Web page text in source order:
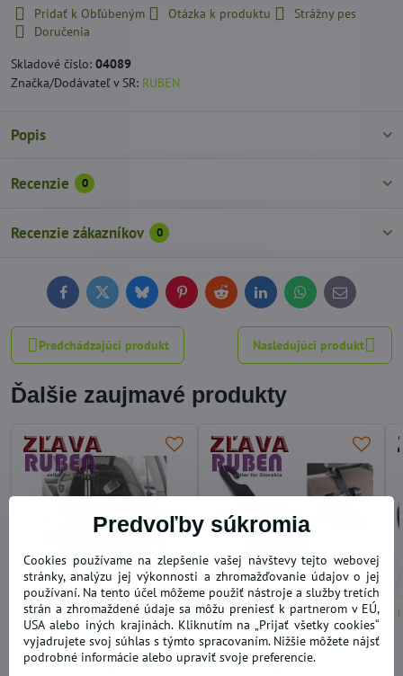
Pridať k Obľúbeným Otázka k produktu
Strážny pes
Doručenia
Skladové číslo: 04089
Značka/Dodávateľ v SR: RUBEN
Popis
Recenzie 0
Recenzie zákazníkov 0
FacebookTwitterBlueskyPinterestReddit LinkedInWhatsApp
E-
mail
Predchádzajúci produkt Nasledujúci produkt
Ďalšie zaujmavé produkty
35%
Organizér do auta za
predné sedadlo
SKLADOM
4,61 €
Vešiak do auta na tašky
SKLADOM
1,85 €
Predvoľby súkromia
Cookies používame na zlepšenie vašej návštevy tejto webovej
stránky, analýzu jej výkonnosti a zhromažďovanie údajov o jej
používaní. Na tento účel môžeme použiť nástroje a služby tretích
strán a zhromaždené údaje sa môžu preniesť k partnerom v EÚ,
USA alebo iných krajinách. Kliknutím na „Prijať všetky cookies“
vyjadrujete svoj súhlas s týmto spracovaním. Nižšie môžete nájsť
podrobné informácie alebo upraviť svoje preferencie.